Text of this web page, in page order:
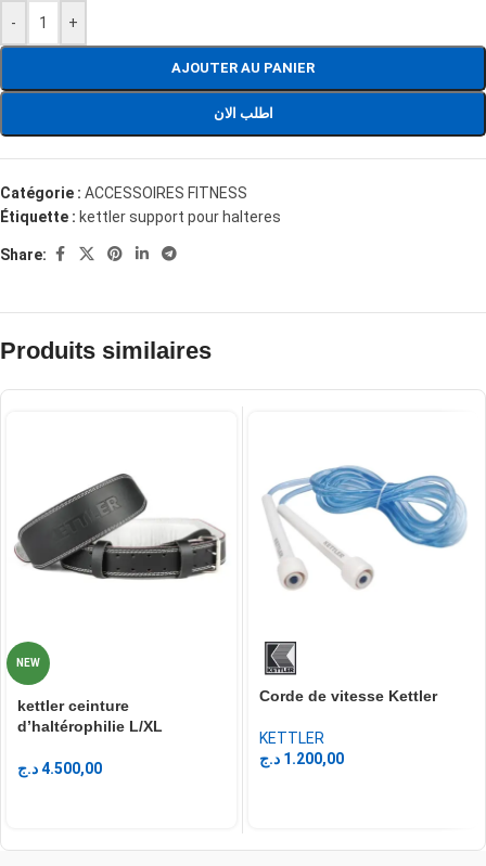
- +
AJOUTER AU PANIER
اطلب الان
Catégorie : ACCESSOIRES FITNESS
Étiquette : kettler support pour halteres
Share:
Produits similaires
NEW
kettler ceinture
d’haltérophilie L/XL
4.500,00د.ج
Corde de vitesse Kettler
KETTLER
1.200,00 د.ج